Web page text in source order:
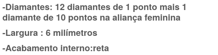
-Diamantes: 12 diamantes de 1 ponto mais 1
diamante de 10 pontos na aliança feminina
-Largura : 6 milímetros
-Acabamento interno:reta